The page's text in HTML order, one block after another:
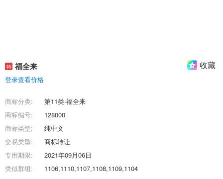
特 福全来 收藏
登录查看价格
商标分类:
第11类-福全来
商标编号:
128000
商标类型:
纯中文
交易类型:
商标转让
专用期限:
2021年09月06日
类似群组:
1106,1110,1107,1108,1109,1104